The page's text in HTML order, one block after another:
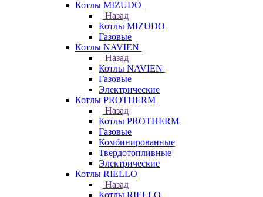
Котлы MIZUDO
Назад
Котлы MIZUDO
Газовые
Котлы NAVIEN
Назад
Котлы NAVIEN
Газовые
Электрические
Котлы PROTHERM
Назад
Котлы PROTHERM
Газовые
Комбинированные
Твердотопливные
Электрические
Котлы RIELLO
Назад
Котлы RIELLO